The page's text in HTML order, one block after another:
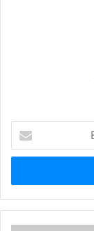
Posta
adresinizi